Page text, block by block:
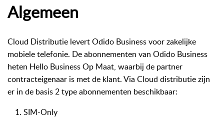
Algemeen
Cloud Distributie levert Odido Business voor zakelijke
mobiele telefonie. De abonnementen van Odido Business
heten Hello Business Op Maat, waarbij de partner
contracteigenaar is met de klant. Via Cloud distributie zijn
er in de basis 2 type abonnementen beschikbaar:
SIM-Only